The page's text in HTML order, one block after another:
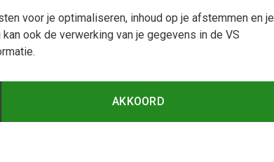
voor je optimaliseren, inhoud op je afstemmen en je
ook de verwerking van je gegevens in de VS
AKKOORD